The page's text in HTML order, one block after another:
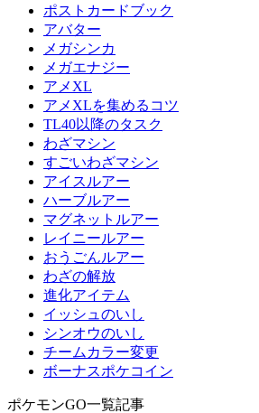
ポストカードブック
アバター
メガシンカ
メガエナジー
アメXL
アメXLを集めるコツ
TL40以降のタスク
わざマシン
すごいわざマシン
アイスルアー
ハーブルアー
マグネットルアー
レイニールアー
おうごんルアー
わざの解放
進化アイテム
イッシュのいし
シンオウのいし
チームカラー変更
ボーナスポケコイン
ポケモンGO一覧記事